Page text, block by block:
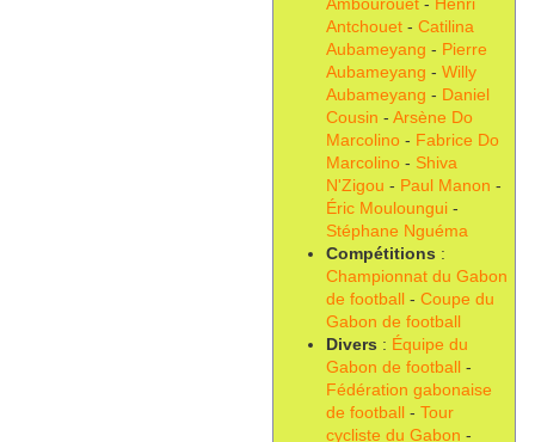
Antchouet -Catilina
Aubameyang - Pierre
Aubameyang -Willy
Aubameyang - Daniel
Cousin -Arsène Do
Marcolino - Fabrice Do
Marcolino - Shiva
N'Zigou - Paul Manon -
Éric Mouloungui -
Stéphane Nguéma
Compétitions :
Championnat du Gabon
de football -Coupe du
Gabon de football
Divers : Équipe du
Gabon de football -
Fédération gabonaise
de football -Tour
cycliste du Gabon -